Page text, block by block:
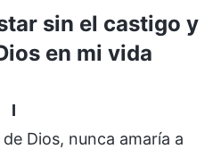
sin el castigo y
en mi vida
I
Dios, nunca amaría a